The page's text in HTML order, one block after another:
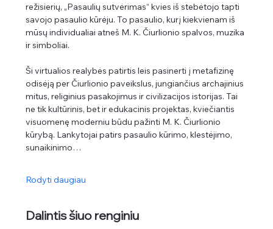
režisierių, „Pasaulių sutvėrimas“ kvies iš stebėtojo tapti
savojo pasaulio kūrėju. To pasaulio, kurį kiekvienam iš
mūsų individualiai atneš M. K. Čiurlionio spalvos, muzika
ir simboliai.
Ši virtualios realybės patirtis leis pasinerti į metafizinę
odisėją per Čiurlionio paveikslus, jungiančius archajinius
mitus, religinius pasakojimus ir civilizacijos istorijas. Tai
ne tik kultūrinis, bet ir edukacinis projektas, kviečiantis
visuomenę moderniu būdu pažinti M. K. Čiurlionio
kūrybą. Lankytojai patirs pasaulio kūrimo, klestėjimo,
sunaikinimo…
Rodyti daugiau
Dalintis šiuo renginiu